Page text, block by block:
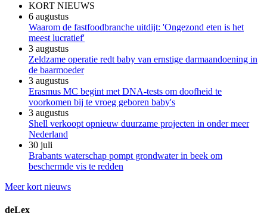
KORT NIEUWS
6 augustus
Waarom de fastfoodbranche uitdijt: 'Ongezond eten is het
meest lucratief'
3 augustus
Zeldzame operatie redt baby van ernstige darmaandoening in
de baarmoeder
3 augustus
Erasmus MC begint met DNA-tests om doofheid te
voorkomen bij te vroeg geboren baby's
3 augustus
Shell verkoopt opnieuw duurzame projecten in onder meer
Nederland
30 juli
Brabants waterschap pompt grondwater in beek om
beschermde vis te redden
Meer kort nieuws
deLex